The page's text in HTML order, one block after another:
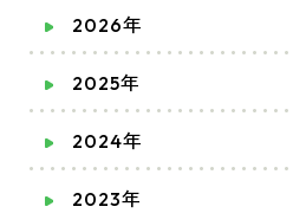
2026年
2025年
2024年
2023年